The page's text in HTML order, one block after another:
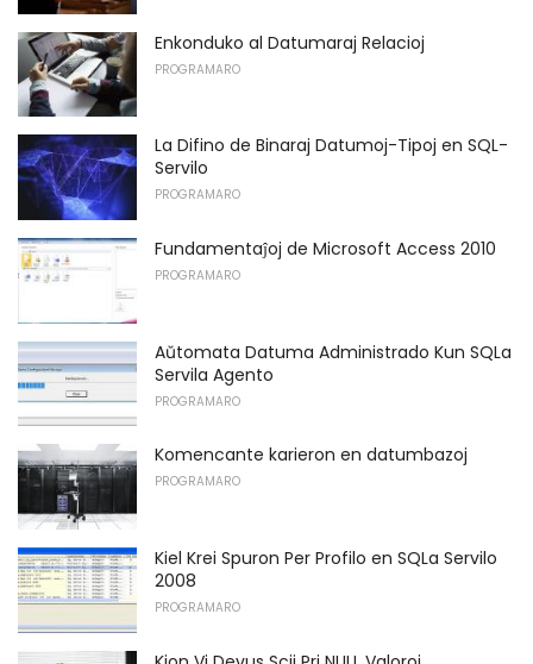
Enkonduko al Datumaraj Relacioj
PROGRAMARO
La Difino de Binaraj Datumoj-Tipoj en SQL-
Servilo
PROGRAMARO
Fundamentaĵoj de Microsoft Access 2010
PROGRAMARO
Aŭtomata Datuma Administrado Kun SQLa
Servila Agento
PROGRAMARO
Komencante karieron en datumbazoj
PROGRAMARO
Kiel Krei Spuron Per Profilo en SQLa Servilo
2008
PROGRAMARO